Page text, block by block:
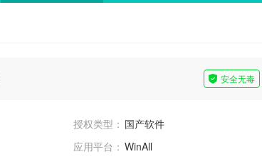
安全无毒
授权类型： 国产软件
应用平台： WinAll